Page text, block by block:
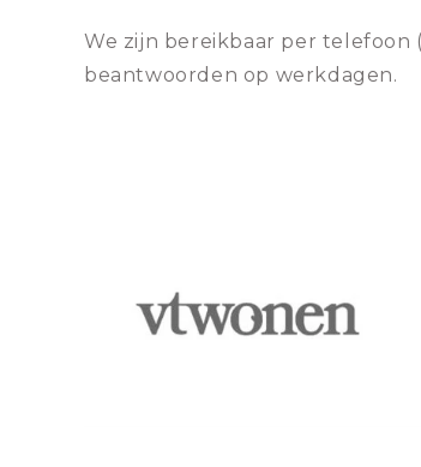
We zijn bereikbaar per telefoon
beantwoorden op werkdagen.